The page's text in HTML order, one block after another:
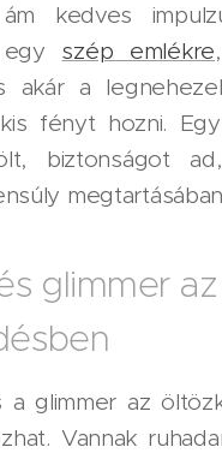
kedves
egy szép emlékre
akár a
fényt hozni.
biztonságot
glimmer az
glimmer az
Vannak